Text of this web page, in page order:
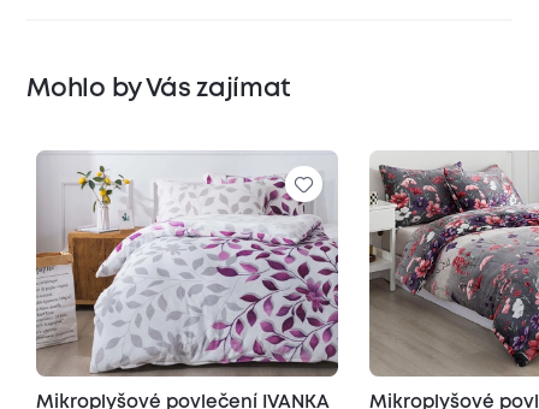
Mohlo by Vás zajímat
Mikroplyšové povlečení IVANKA
Mikroplyšové